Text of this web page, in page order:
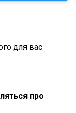
для вас
про